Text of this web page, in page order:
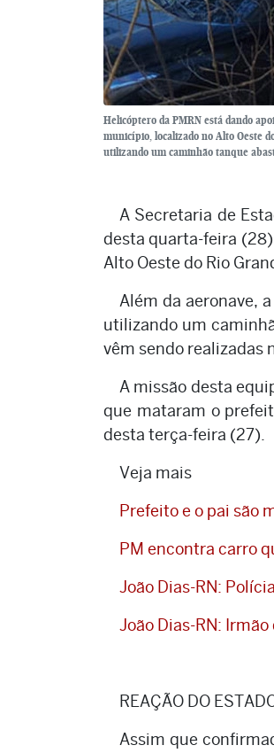
Helicóptero da PMRN está dando
município, localizado no Alto Oeste
utilizando um caminhão tanque
A Secretaria de
desta quarta-feira
Alto Oeste do Rio
Além da aeronave,
utilizando um
vêm sendo realizadas
A missão desta
que mataram o
desta terça-feira (27).
Veja mais
Prefeito e o pai são
PM encontra carro
João Dias-RN:
João Dias-RN:
REAÇÃO DO
Assim que